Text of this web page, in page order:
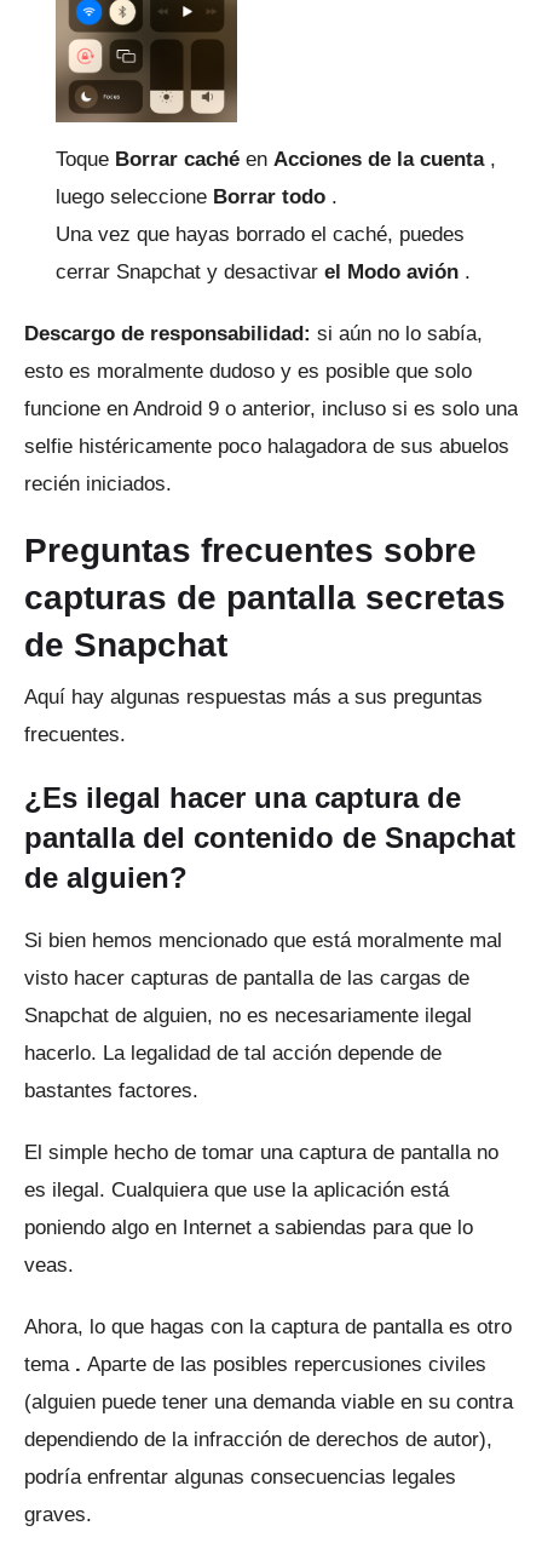
Toque Borrar caché en Acciones de la cuenta,
luego seleccione Borrar todo .
Una vez que hayas borrado el caché, puedes
cerrar Snapchat y desactivar el Modo avión .
Descargo de responsabilidad: si aún no lo sabía,
esto es moralmente dudoso y es posible que solo
funcione en Android 9 o anterior, incluso si es solo una
selfie histéricamente poco halagadora de sus abuelos
recién iniciados.
Preguntas frecuentes sobre
capturas de pantalla secretas
de Snapchat
Aquí hay algunas respuestas más a sus preguntas
frecuentes.
¿Es ilegal hacer una captura de
pantalla del contenido de Snapchat
de alguien?
Si bien hemos mencionado que está moralmente mal
visto hacer capturas de pantalla de las cargas de
Snapchat de alguien, no es necesariamente ilegal
hacerlo. La legalidad de tal acción depende de
bastantes factores.
El simple hecho de tomar una captura de pantalla no
es ilegal. Cualquiera que use la aplicación está
poniendo algo en Internet a sabiendas para que lo
veas.
Ahora, lo que hagas con la captura de pantalla es otro
tema . Aparte de las posibles repercusiones civiles
(alguien puede tener una demanda viable en su contra
dependiendo de la infracción de derechos de autor),
podría enfrentar algunas consecuencias legales
graves.